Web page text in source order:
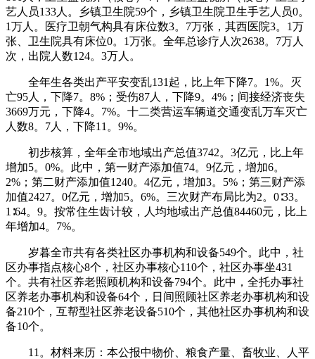
艺人员133人。乡镇卫生院59个，乡镇卫生院卫生手艺人员0。
1万人。医疗卫朝气构具有床位数3。7万张，其西医院3。1万
张、卫生院具有床位0。1万张。全年总诊疗人次2638。7万人
次，出院人数124。3万人。
全年生各类出产平安变乱131起，比上年下降7。1%。灭
亡95人，下降7。8%；受伤87人，下降9。4%；间接经济丧失
3669万元，下降4。7%。十二类营运车辆道交通变乱万车灭亡
人数8。7人，下降11。9%。
初步核算，全年全市地域出产总值3742。3亿元，比上年
增加5。0%。此中，第一财产添加值74。9亿元，增加6。
2%；第二财产添加值1240。4亿元，增加3。5%；第三财产添
加值2427。0亿元，增加5。6%。三次财产布局比为2。0∶33。
1∶64。9。按常住生齿计较，人均地域出产总值84460元，比上
年增加4。7%。
岁暮全市共有各类社区办事机构和设备549个。此中，社
区办事指点核心8个，社区办事核心110个，社区办事坐431
个。共有社区养老照顾机构和设备794个。此中，全托办事社
区养老办事机构和设备64个，日间照顾社区养老办事机构和设
备210个，互帮型社区养老设备510个，其他社区办事机构和设
备10个。
11。材料来历：本公报中物价、粮食产量、畜牧业、人平